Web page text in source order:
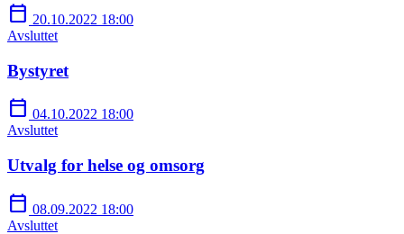
calendar_today 20.10.2022 18:00
Avsluttet
Bystyret
calendar_today 04.10.2022 18:00
Avsluttet
Utvalg for helse og omsorg
calendar_today 08.09.2022 18:00
Avsluttet